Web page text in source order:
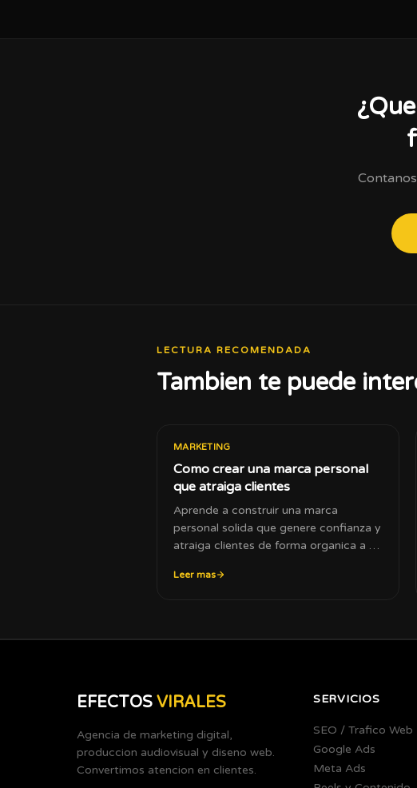
LECTURA RECOMENDADA
Tambien te puede
MARKETING
Como crear una marca personal
que atraiga clientes
Aprende a construir una marca
personal solida que genere confianza y
atraiga clientes de forma organica a tu
Leer mas
EFECTOS VIRALES
Agencia de marketing digital,
produccion audiovisual y diseno web.
Convertimos atencion en clientes.
SERVICIOS
SEO / Trafico Web
Google Ads
Meta Ads